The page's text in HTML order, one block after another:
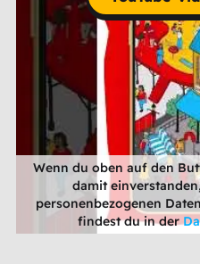
Wenn du oben auf den
damit
personenbezogenen
findest du in der